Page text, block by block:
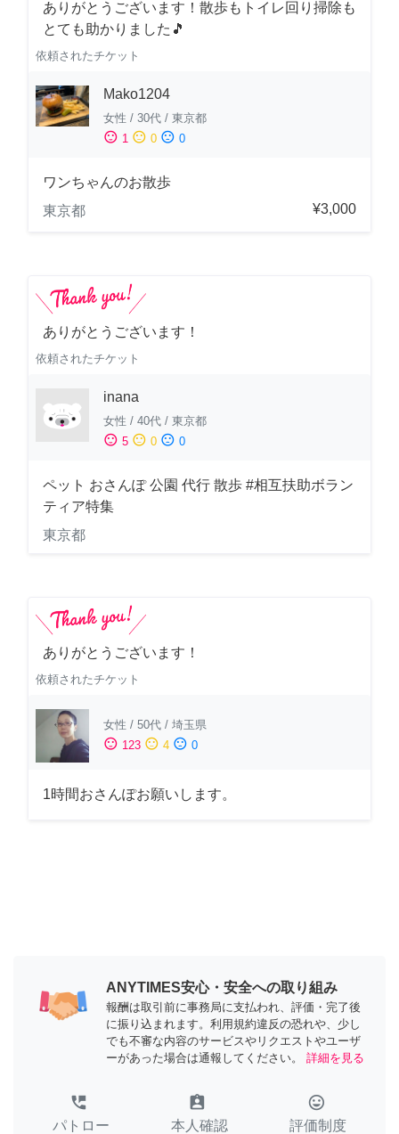
ありがとうございます！散歩もトイレ回り掃除も
とても助かりました🎵
依頼されたチケット
Mako1204
女性 / 30代 / 東京都
sentiment_satisfied 1 sentiment_neutral 0 sentiment_dissatisfied 0
ワンちゃんのお散歩
東京都
¥3,000
ありがとうございます！
依頼されたチケット
inana
女性 / 40代 / 東京都
sentiment_satisfied 5 sentiment_neutral 0 sentiment_dissatisfied 0
ペット おさんぽ 公園 代行 散歩 #相互扶助ボラン
ティア特集
東京都
ありがとうございます！
依頼されたチケット
女性 / 50代 / 埼玉県
sentiment_satisfied 123 sentiment_neutral 4 sentiment_dissatisfied 0
1時間おさんぽお願いします。
ANYTIMES安心・安全への取り組み
報酬は取引前に事務局に支払われ、評価・完了後
に振り込まれます。利用規約違反の恐れや、少し
でも不審な内容のサービスやリクエストやユーザ
ーがあった場合は通報してください。
詳細を見る
perm_phone_msg
パトロー
assignment_ind
本人確認
tag_faces
評価制度